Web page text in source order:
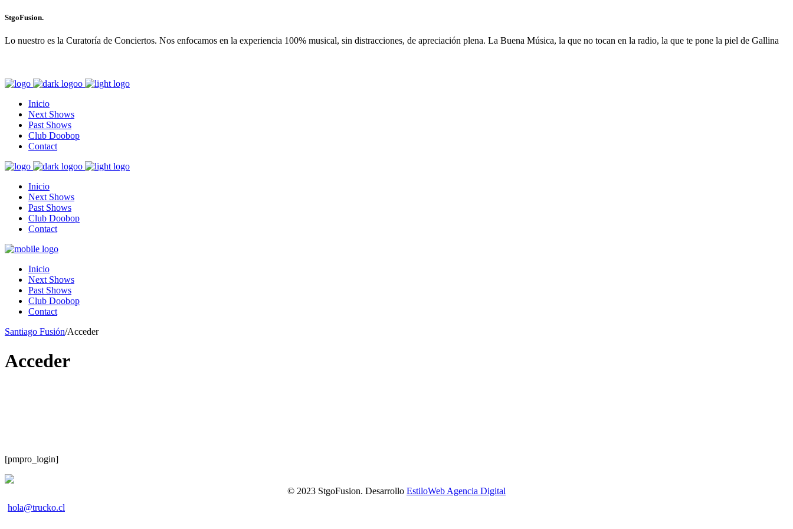
StgoFusion.
Lo nuestro es la Curatoría de Conciertos. Nos enfocamos en la experiencia 100% musical, sin distracciones, de apreciación plena. La Buena Música, la que no tocan en la radio, la que te pone la piel de Gallina
Inicio
Next Shows
Past Shows
Club Doobop
Contact
Inicio
Next Shows
Past Shows
Club Doobop
Contact
Inicio
Next Shows
Past Shows
Club Doobop
Contact
Santiago Fusión/Acceder
Acceder
[pmpro_login]
© 2023 StgoFusion. Desarrollo EstiloWeb Agencia Digital
hola@trucko.cl